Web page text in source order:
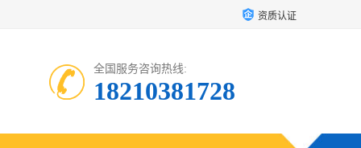
资质认证
全国服务咨询热线:
18210381728